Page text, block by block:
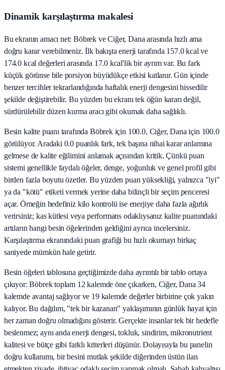
Dinamik karşılaştırma makalesi
Bu ekranın amacı net: Böbrek ve Ciğer, Dana arasında hızlı ama
doğru karar verebilmeniz. İlk bakışta enerji tarafında 157.0 kcal ve
174.0 kcal değerleri arasında 17.0 kcal'lik bir ayrım var. Bu fark
küçük görünse bile porsiyon büyüdükçe etkisi katlanır. Gün içinde
benzer tercihler tekrarlandığında haftalık enerji dengesini hissedilir
şekilde değiştirebilir. Bu yüzden bu ekranı tek öğün kararı değil,
sürdürülebilir düzen kurma aracı gibi okumak daha sağlıklı.
Besin kalite puanı tarafında Böbrek için 100.0, Ciğer, Dana için 100.0
görülüyor. Aradaki 0.0 puanlık fark, tek başına nihai karar anlamına
gelmese de kalite eğilimini anlamak açısından kritik. Çünkü puan
sistemi genellikle faydalı öğeler, denge, yoğunluk ve genel profil gibi
birden fazla boyutu özetler. Bu yüzden puan yüksekliği, yalnızca "iyi"
ya da "kötü" etiketi vermek yerine daha bilinçli bir seçim penceresi
açar. Örneğin hedefiniz kilo kontrolü ise enerjiye daha fazla ağırlık
verirsiniz; kas kütlesi veya performans odaklıysanız kalite puanındaki
artıların hangi besin öğelerinden geldiğini ayrıca incelersiniz.
Karşılaştırma ekranındaki puan grafiği bu hızlı okumayı birkaç
saniyede mümkün hale getirir.
Besin öğeleri tablosuna geçtiğimizde daha ayrıntılı bir tablo ortaya
çıkıyor: Böbrek toplam 12 kalemde öne çıkarken, Ciğer, Dana 34
kalemde avantaj sağlıyor ve 19 kalemde değerler birbirine çok yakın
kalıyor. Bu dağılım, "tek bir kazanan" yaklaşımının günlük hayat için
her zaman doğru olmadığını gösterir. Gerçekte insanlar tek bir hedefle
beslenmez; aynı anda enerji dengesi, tokluk, sindirim, mikronutrient
kalitesi ve bütçe gibi farklı kriterleri düşünür. Dolayısıyla bu panelin
doğru kullanımı, bir besini mutlak şekilde diğerinden üstün ilan